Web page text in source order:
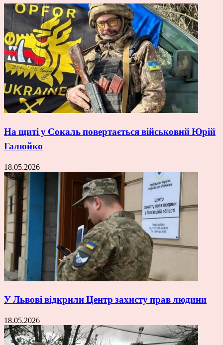
На щиті у Сокаль повертається військовий Юрій
Галюйко
18.05.2026
У Львові відкрили Центр захисту прав людини
18.05.2026